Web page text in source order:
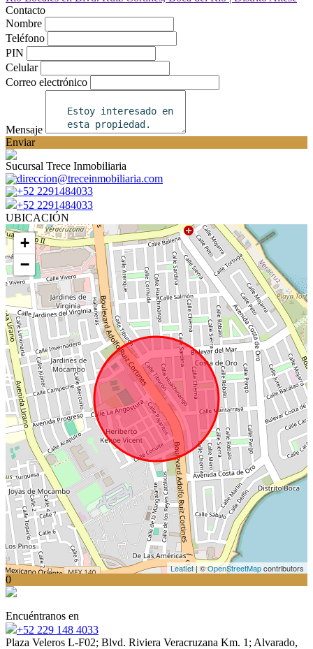
Contacto
Nombre
Teléfono
PIN
Celular
Correo electrónico
Mensaje
Enviar
Sucursal Trece Inmobiliaria
direccion@treceinmobiliaria.com
+52 2291484033
+52 2291484033
UBICACIÓN
+
−
Leaflet| ©OpenStreetMapcontributors
0
Encuéntranos en
+52 229 148 4033
Plaza Veleros L-F02; Blvd. Riviera Veracruzana Km. 1; Alvarado,